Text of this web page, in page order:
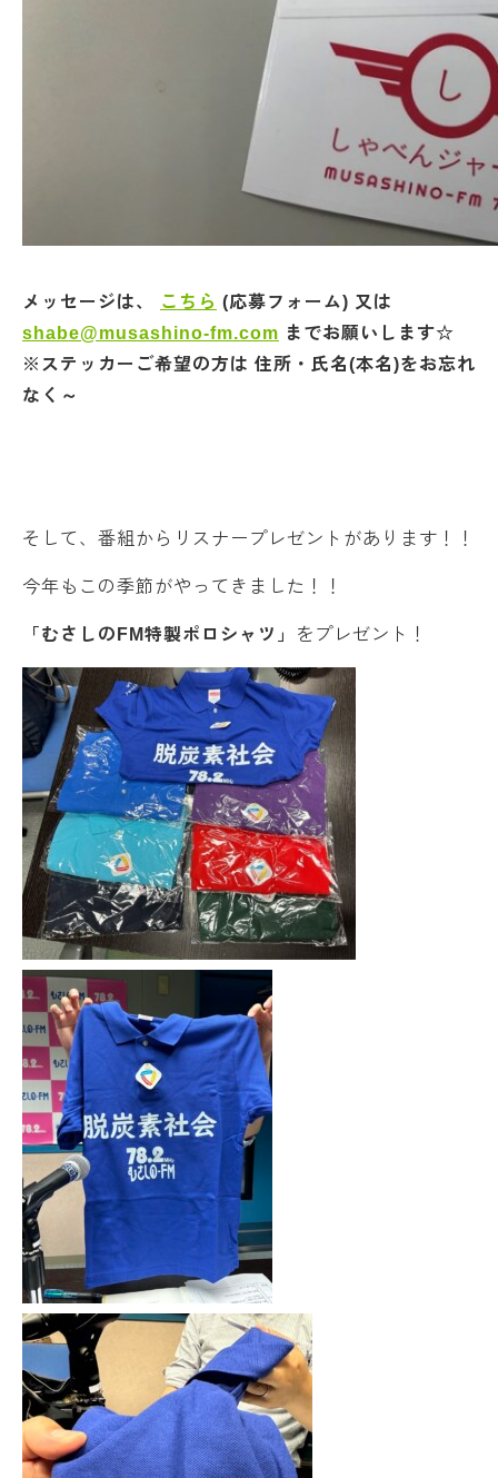
メッセージは、 こちら (応募フォーム) 又は
shabe@musashino-fm.com までお願いします☆
※ステッカーご希望の方は 住所・氏名(本名)をお忘れ
なく～
そして、番組からリスナープレゼントがあります！！
今年もこの季節がやってきました！！
「むさしのFM特製ポロシャツ」 をプレゼント！